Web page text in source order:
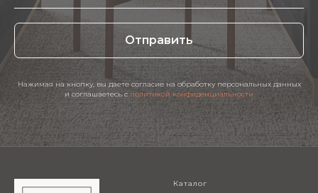
Отправить
Нажимая на кнопку, вы даете согласие на обработку персональных данных
и соглашаетесь c политикой конфиденциальности
Каталог